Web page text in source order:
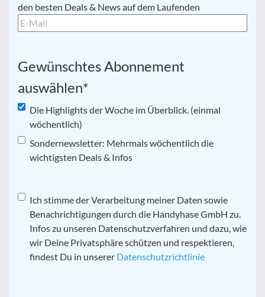
Mail *
den besten Deals & News auf dem Laufenden
Gewünschtes Abonnement
auswählen*
Die Highlights der Woche im Überblick. (einmal
wöchentlich)
Sondernewsletter: Mehrmals wöchentlich die
wichtigsten Deals & Infos
Datenschutz*
Ich stimme der Verarbeitung meiner Daten sowie
Benachrichtigungen durch die Handyhase GmbH zu.
Infos zu unseren Datenschutzverfahren und dazu, wie
wir Deine Privatsphäre schützen und respektieren,
findest Du in unserer Datenschutzrichtlinie